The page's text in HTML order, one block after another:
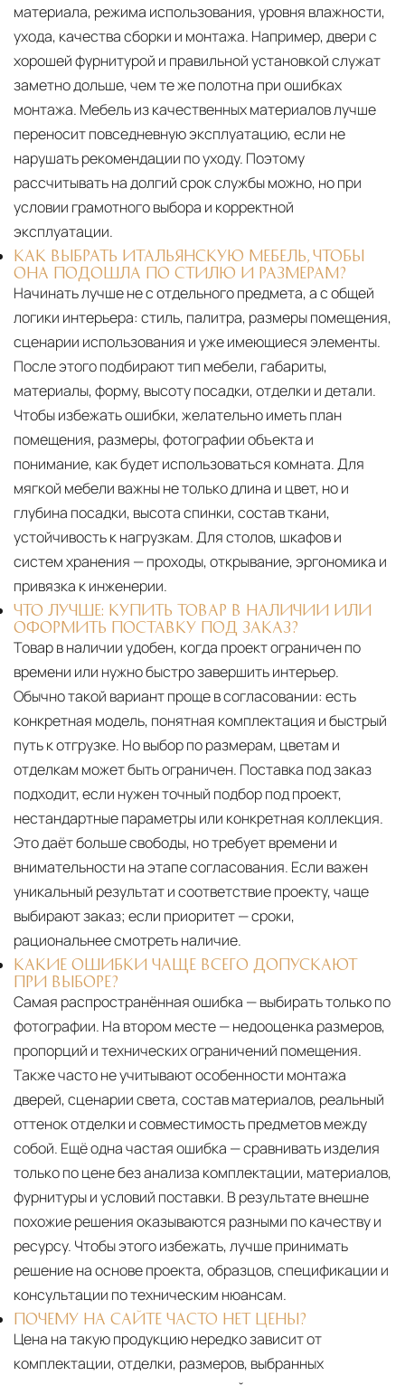
материала, режима использования, уровня влажности,
ухода, качества сборки и монтажа. Например, двери с
хорошей фурнитурой и правильной установкой служат
заметно дольше, чем те же полотна при ошибках
монтажа. Мебель из качественных материалов лучше
переносит повседневную эксплуатацию, если не
нарушать рекомендации по уходу. Поэтому
рассчитывать на долгий срок службы можно, но при
условии грамотного выбора и корректной
эксплуатации.
КАК ВЫБРАТЬ ИТАЛЬЯНСКУЮ МЕБЕЛЬ, ЧТОБЫ
ОНА ПОДОШЛА ПО СТИЛЮ И РАЗМЕРАМ?
Начинать лучше не с отдельного предмета, а с общей
логики интерьера: стиль, палитра, размеры помещения,
сценарии использования и уже имеющиеся элементы.
После этого подбирают тип мебели, габариты,
материалы, форму, высоту посадки, отделки и детали.
Чтобы избежать ошибки, желательно иметь план
помещения, размеры, фотографии объекта и
понимание, как будет использоваться комната. Для
мягкой мебели важны не только длина и цвет, но и
глубина посадки, высота спинки, состав ткани,
устойчивость к нагрузкам. Для столов, шкафов и
систем хранения — проходы, открывание, эргономика и
привязка к инженерии.
ЧТО ЛУЧШЕ: КУПИТЬ ТОВАР В НАЛИЧИИ ИЛИ
ОФОРМИТЬ ПОСТАВКУ ПОД ЗАКАЗ?
Товар в наличии удобен, когда проект ограничен по
времени или нужно быстро завершить интерьер.
Обычно такой вариант проще в согласовании: есть
конкретная модель, понятная комплектация и быстрый
путь к отгрузке. Но выбор по размерам, цветам и
отделкам может быть ограничен. Поставка под заказ
подходит, если нужен точный подбор под проект,
нестандартные параметры или конкретная коллекция.
Это даёт больше свободы, но требует времени и
внимательности на этапе согласования. Если важен
уникальный результат и соответствие проекту, чаще
выбирают заказ; если приоритет — сроки,
рациональнее смотреть наличие.
КАКИЕ ОШИБКИ ЧАЩЕ ВСЕГО ДОПУСКАЮТ
ПРИ ВЫБОРЕ?
Самая распространённая ошибка — выбирать только по
фотографии. На втором месте — недооценка размеров,
пропорций и технических ограничений помещения.
Также часто не учитывают особенности монтажа
дверей, сценарии света, состав материалов, реальный
оттенок отделки и совместимость предметов между
собой. Ещё одна частая ошибка — сравнивать изделия
только по цене без анализа комплектации, материалов,
фурнитуры и условий поставки. В результате внешне
похожие решения оказываются разными по качеству и
ресурсу. Чтобы этого избежать, лучше принимать
решение на основе проекта, образцов, спецификации и
консультации по техническим нюансам.
ПОЧЕМУ НА САЙТЕ ЧАСТО НЕТ ЦЕНЫ?
Цена на такую продукцию нередко зависит от
комплектации, отделки, размеров, выбранных